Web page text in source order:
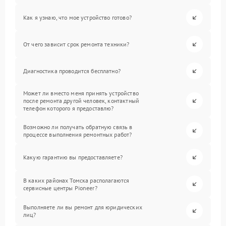
Как я узнаю, что мое устройство готово?
От чего зависит срок ремонта техники?
Диагностика проводится бесплатно?
Может ли вместо меня принять устройство
после ремонта другой человек, контактный
телефон которого я предоставлю?
Возможно ли получать обратную связь в
процессе выполнения ремонтных работ?
Какую гарантию вы предоставляете?
В каких районах Томска располагаются
сервисные центры Pioneer?
Выполняете ли вы ремонт для юридических
лиц?